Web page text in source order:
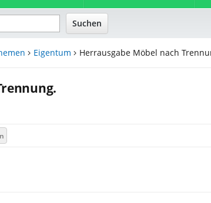
Eigentum Herrausgabe Möbel nach